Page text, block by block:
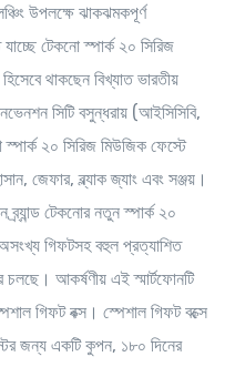
উপলক্ষে ঝাকঝমকপূর্ণ
টেকনো স্পার্ক ২০ সিরিজ
থাকছেন বিখ্যাত ভারতীয়
সিটি বসুন্ধরায় (আইসিসিবি,
২০ সিরিজ মিউজিক ফেস্টে
জেফার, ব্ল্যাক জ্যাং এবং সঞ্জয়।
ব্র্যান্ড টেকনোর নতুন স্পার্ক ২০
গিফটসহ বহুল প্রত্যাশিত
চলছে। আকর্ষণীয় এই স্মার্টফোনটি
গিফট বক্স। স্পেশাল গিফট বক্সে
জন্য একটি কুপন, ১৮০ দিনের